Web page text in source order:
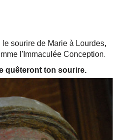
sourire de Marie à Lourdes,
l'Immaculée Conception.
quêteront ton sourire.